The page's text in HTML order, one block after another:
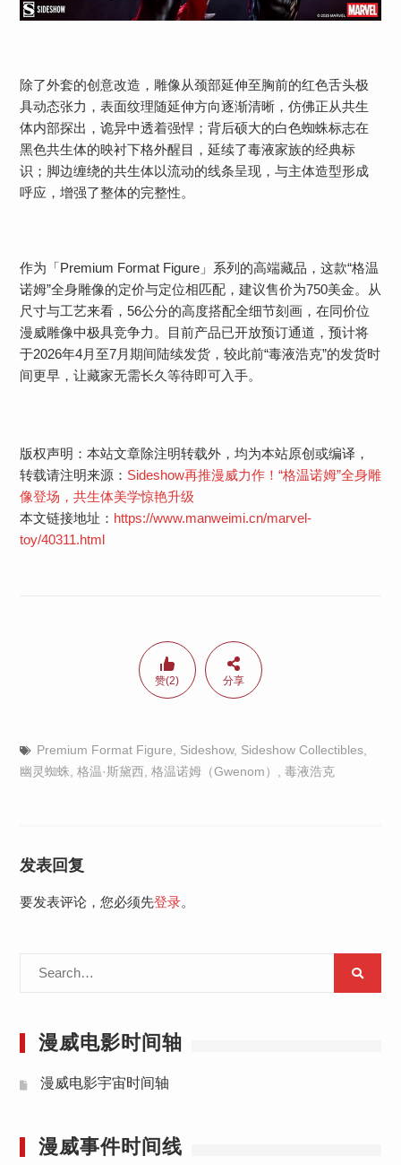
除了外套的创意改造，雕像从颈部延伸至胸前的红色舌头极
具动态张力，表面纹理随延伸方向逐渐清晰，仿佛正从共生
体内部探出，诡异中透着强悍；背后硕大的白色蜘蛛标志在
黑色共生体的映衬下格外醒目，延续了毒液家族的经典标
识；脚边缠绕的共生体以流动的线条呈现，与主体造型形成
呼应，增强了整体的完整性。
作为「Premium Format Figure」系列的高端藏品，这款“格温
诺姆”全身雕像的定价与定位相匹配，建议售价为750美金。从
尺寸与工艺来看，56公分的高度搭配全细节刻画，在同价位
漫威雕像中极具竞争力。目前产品已开放预订通道，预计将
于2026年4月至7月期间陆续发货，较此前“毒液浩克”的发货时
间更早，让藏家无需长久等待即可入手。
版权声明：本站文章除注明转载外，均为本站原创或编译，
转载请注明来源： Sideshow再推漫威力作！“格温诺姆”全身雕
像登场，共生体美学惊艳升级
本文链接地址： https://www.manweimi.cn/marvel-
toy/40311.html
赞(2) 分享
Premium Format Figure Sideshow, Sideshow Collectibles,
幽灵蜘蛛 格温·斯黛西, 格温诺姆（Gwenom） 毒液浩克
发表回复
要发表评论，您必须先登录。
漫威电影时间轴
漫威电影宇宙时间轴
漫威事件时间线